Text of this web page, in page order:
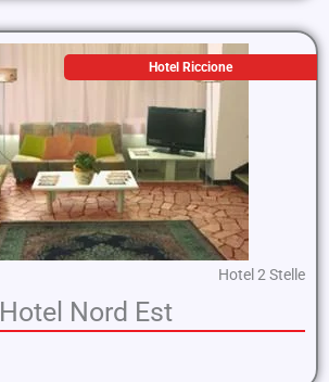
Hotel Riccione
Hotel 2 Stelle
Hotel Nord Est